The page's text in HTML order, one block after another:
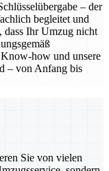
– der
begleitet und
dass Ihr Umzug nicht
how und unsere
– von Anfang bis
Sie von vielen